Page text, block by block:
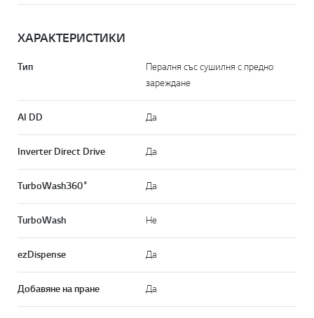
ХАРАКТЕРИСТИКИ
Тип
Пералня със сушилня с предно
зареждане
AI DD Да
Inverter Direct Drive Да
TurboWash360˚ Да
TurboWash Не
ezDispense Да
Добавяне на пране Да